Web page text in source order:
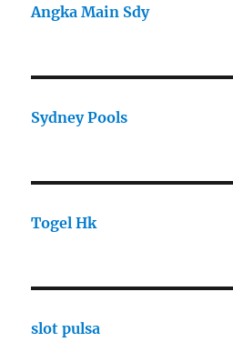
Angka Main Sdy
Sydney Pools
Togel Hk
slot pulsa